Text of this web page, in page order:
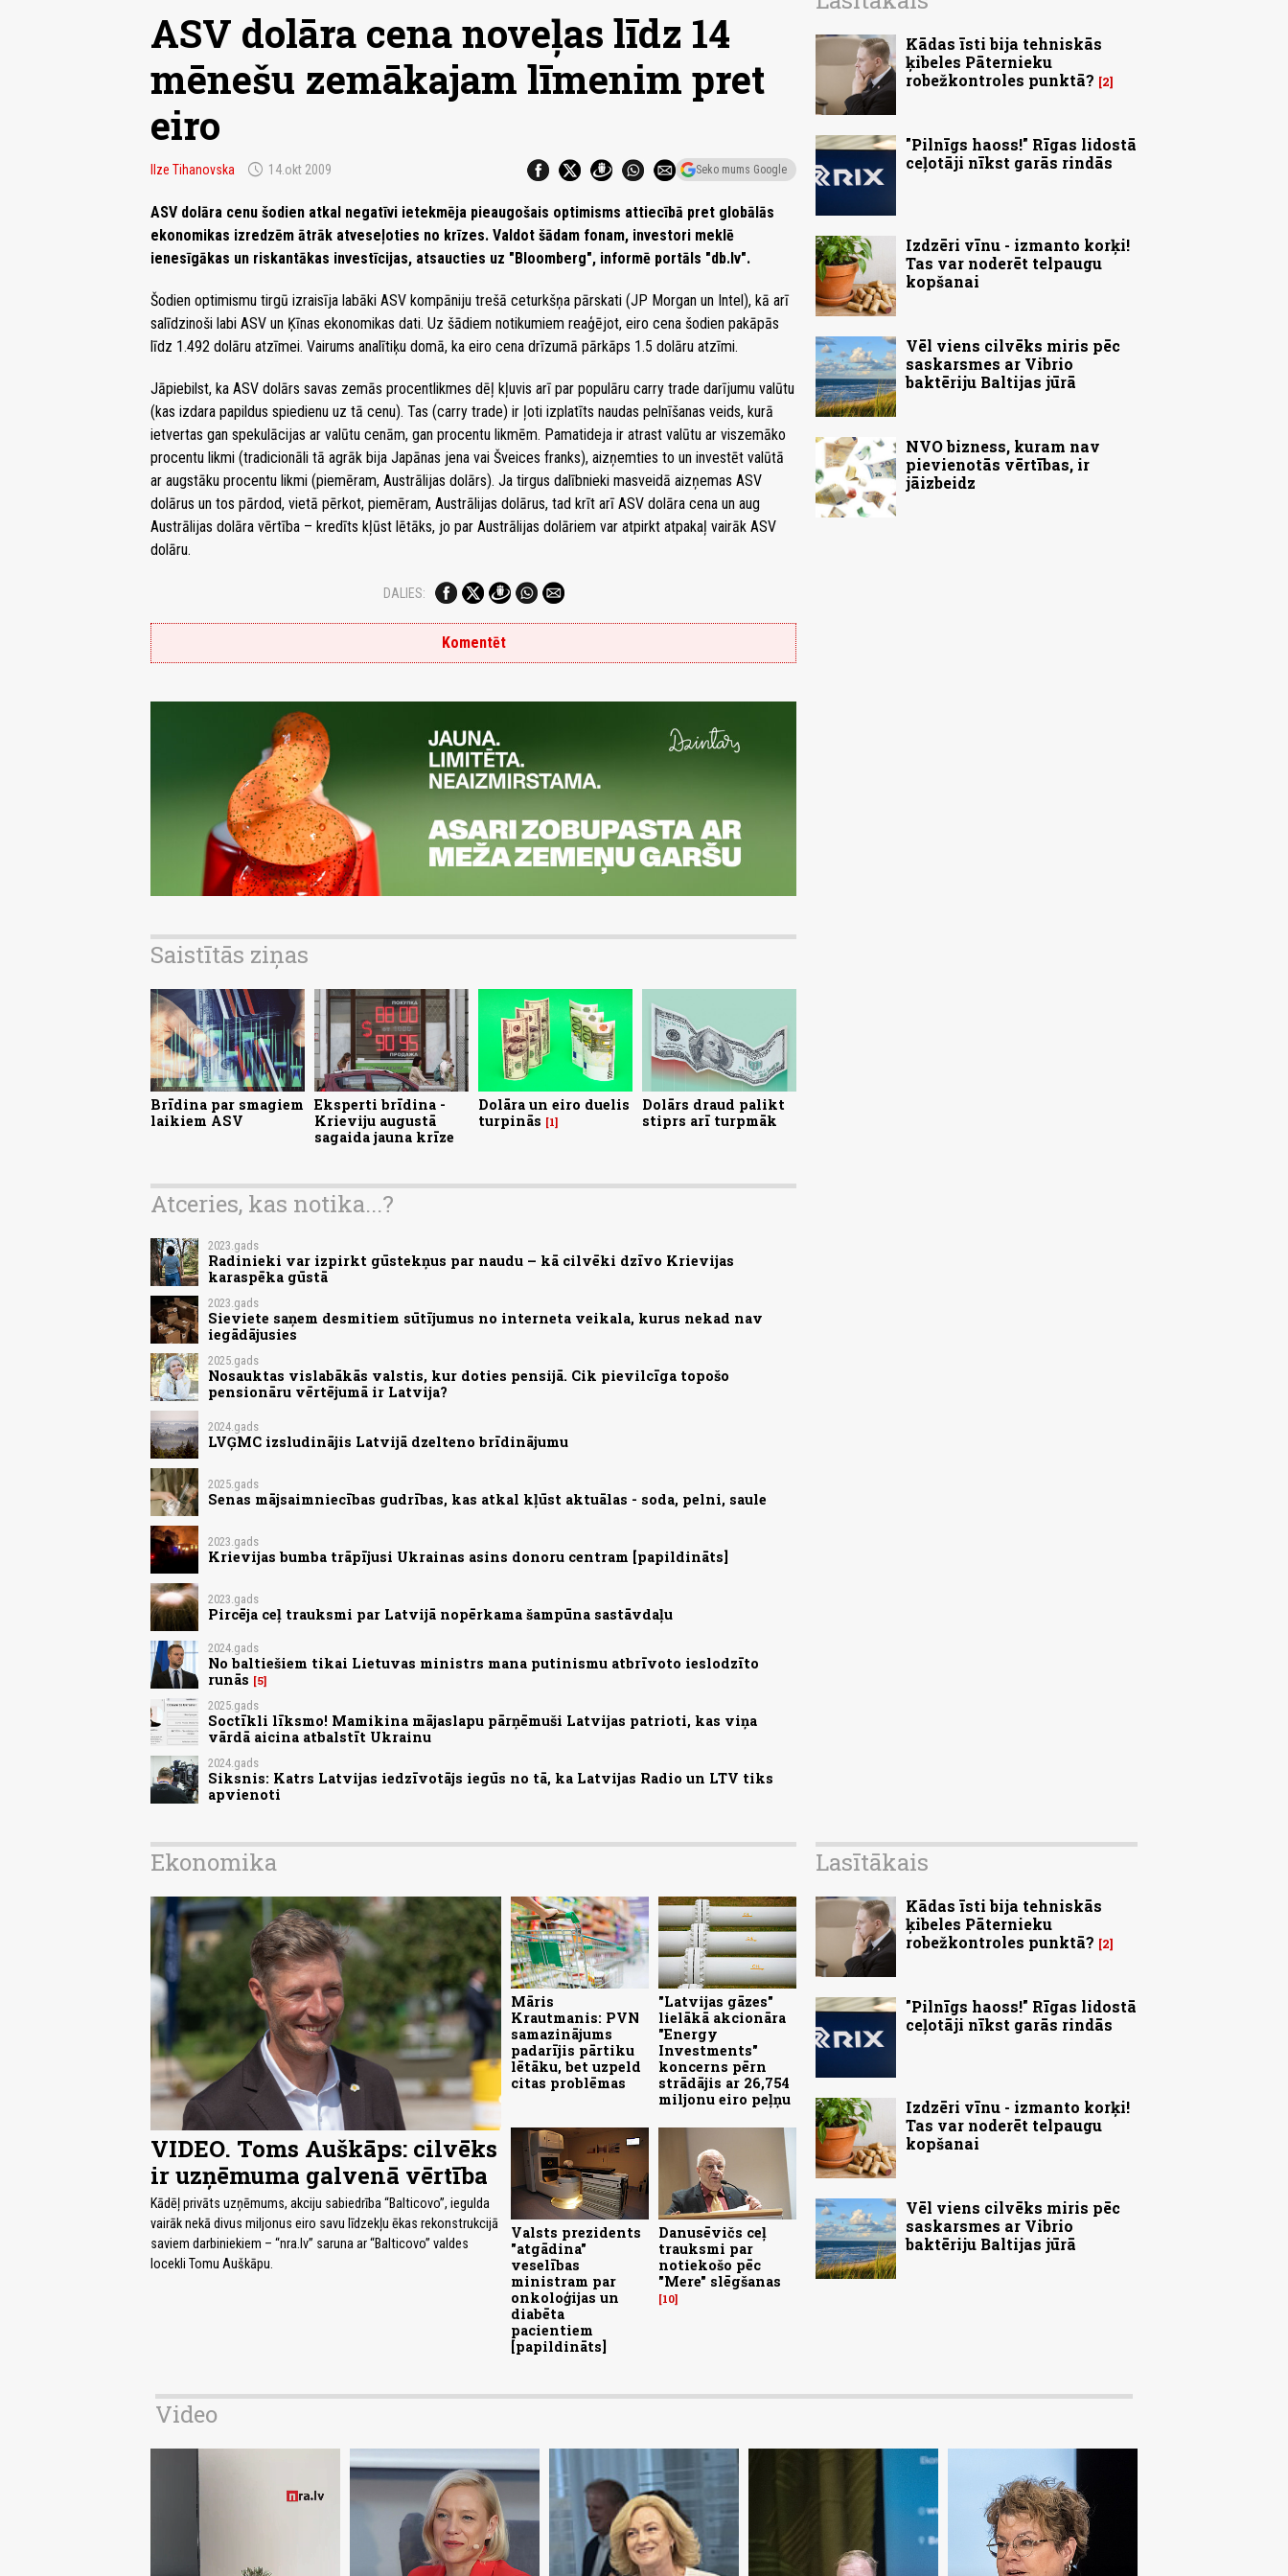
ASV dolāra cena noveļas līdz 14
mēnešu zemākajam līmenim pret
eiro
Ilze Tihanovska schedule 14.okt 2009 Seko mums Google
ASV dolāra cenu šodien atkal negatīvi ietekmēja pieaugošais optimisms attiecībā pret globālās
ekonomikas izredzēm ātrāk atveseļoties no krīzes. Valdot šādam fonam, investori meklē
ienesīgākas un riskantākas investīcijas, atsaucties uz "Bloomberg", informē portāls "db.lv".
Šodien optimismu tirgū izraisīja labāki ASV kompāniju trešā ceturkšņa pārskati (JP Morgan un Intel), kā arī
salīdzinoši labi ASV un Ķīnas ekonomikas dati. Uz šādiem notikumiem reaģējot, eiro cena šodien pakāpās
līdz 1.492 dolāru atzīmei. Vairums analītiķu domā, ka eiro cena drīzumā pārkāps 1.5 dolāru atzīmi.
Jāpiebilst, ka ASV dolārs savas zemās procentlikmes dēļ kļuvis arī par populāru carry trade darījumu valūtu
(kas izdara papildus spiedienu uz tā cenu). Tas (carry trade) ir ļoti izplatīts naudas pelnīšanas veids, kurā
ietvertas gan spekulācijas ar valūtu cenām, gan procentu likmēm. Pamatideja ir atrast valūtu ar viszemāko
procentu likmi (tradicionāli tā agrāk bija Japānas jena vai Šveices franks), aizņemties to un investēt valūtā
ar augstāku procentu likmi (piemēram, Austrālijas dolārs). Ja tirgus dalībnieki masveidā aizņemas ASV
dolārus un tos pārdod, vietā pērkot, piemēram, Austrālijas dolārus, tad krīt arī ASV dolāra cena un aug
Austrālijas dolāra vērtība – kredīts kļūst lētāks, jo par Austrālijas dolāriem var atpirkt atpakaļ vairāk ASV
dolāru.
DALIES:
Komentēt
Saistītās ziņas
Brīdina par smagiem
laikiem ASV
Eksperti brīdina -
Krieviju augustā
sagaida jauna krīze
Dolāra un eiro duelis
turpinās
1
Dolārs draud palikt
stiprs arī turpmāk
Atceries, kas notika...?
2023.gads
Radinieki var izpirkt gūstekņus par naudu – kā cilvēki dzīvo Krievijas
karaspēka gūstā
2023.gads
Sieviete saņem desmitiem sūtījumus no interneta veikala, kurus nekad nav
iegādājusies
2025.gads
Nosauktas vislabākās valstis, kur doties pensijā. Cik pievilcīga topošo
pensionāru vērtējumā ir Latvija?
2024.gads
LVĢMC izsludinājis Latvijā dzelteno brīdinājumu
2025.gads
Senas mājsaimniecības gudrības, kas atkal kļūst aktuālas - soda, pelni, saule
2023.gads
Krievijas bumba trāpījusi Ukrainas asins donoru centram [papildināts]
2023.gads
Pircēja ceļ trauksmi par Latvijā nopērkama šampūna sastāvdaļu
2024.gads
No baltiešiem tikai Lietuvas ministrs mana putinismu atbrīvoto ieslodzīto
runās
5
2025.gads
Soctīkli līksmo! Mamikina mājaslapu pārņēmuši Latvijas patrioti, kas viņa
vārdā aicina atbalstīt Ukrainu
2024.gads
Siksnis: Katrs Latvijas iedzīvotājs iegūs no tā, ka Latvijas Radio un LTV tiks
apvienoti
Kādas īsti bija tehniskās
ķibeles Pāternieku
robežkontroles punktā?
2
"Pilnīgs haoss!" Rīgas lidostā
ceļotāji nīkst garās rindās
Izdzēri vīnu - izmanto korķi!
Tas var noderēt telpaugu
kopšanai
Vēl viens cilvēks miris pēc
saskarsmes ar Vibrio
baktēriju Baltijas jūrā
NVO bizness, kuram nav
pievienotās vērtības, ir
jāizbeidz
Ekonomika
VIDEO. Toms Auškāps: cilvēks
ir uzņēmuma galvenā vērtība
Kādēļ privāts uzņēmums, akciju sabiedrība “Balticovo”, iegulda
vairāk nekā divus miljonus eiro savu līdzekļu ēkas rekonstrukcijā
saviem darbiniekiem – “nra.lv” saruna ar “Balticovo” valdes
locekli Tomu Auškāpu.
Māris
Krautmanis: PVN
samazinājums
padarījis pārtiku
lētāku, bet uzpeld
citas problēmas
"Latvijas gāzes"
lielākā akcionāra
"Energy
Investments"
koncerns pērn
strādājis ar 26,754
miljonu eiro peļņu
Valsts prezidents
"atgādina"
veselības
ministram par
onkoloģijas un
diabēta
pacientiem
[papildināts]
Danusēvičs ceļ
trauksmi par
notiekošo pēc
"Mere" slēgšanas
10
Lasītākais
Kādas īsti bija tehniskās
ķibeles Pāternieku
robežkontroles punktā?
2
"Pilnīgs haoss!" Rīgas lidostā
ceļotāji nīkst garās rindās
Izdzēri vīnu - izmanto korķi!
Tas var noderēt telpaugu
kopšanai
Vēl viens cilvēks miris pēc
saskarsmes ar Vibrio
baktēriju Baltijas jūrā
Video